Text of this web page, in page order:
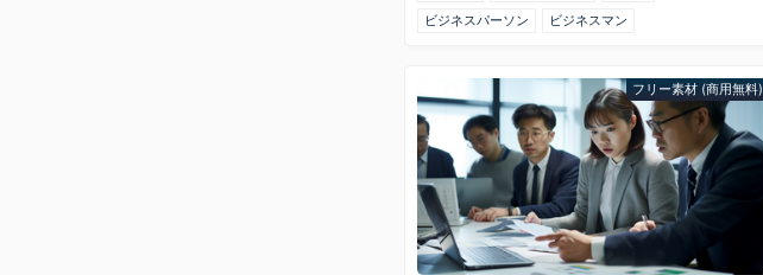
ビジネスパーソン
ビジネスマン
フリー素材 (商用無料)